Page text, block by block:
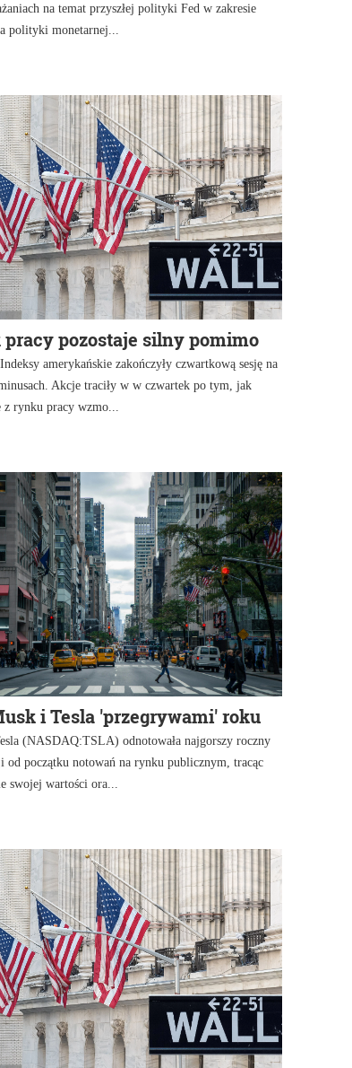
na temat przyszłej polityki Fed w zakresie
polityki monetarnej...
pracy pozostaje silny pomimo
Indeksy amerykańskie zakończyły czwartkową sesję na
Akcje traciły w w czwartek po tym, jak
z rynku pracy wzmo...
i Tesla 'przegrywami' roku
(NASDAQ:TSLA) odnotowała najgorszy roczny
od początku notowań na rynku publicznym, tracąc
swojej wartości ora...